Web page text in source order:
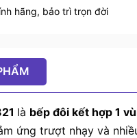
hãng, bảo trì trọn đời
là bếp đôi kết hợp 1
ứng trượt nhạy và